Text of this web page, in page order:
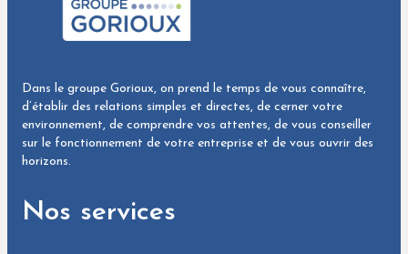
Dans le groupe Gorioux, on prend le temps de vous connaître,
d’établir des relations simples et directes, de cerner votre
environnement, de comprendre vos attentes, de vous conseiller
sur le fonctionnement de votre entreprise et de vous ouvrir des
horizons.
Nos services